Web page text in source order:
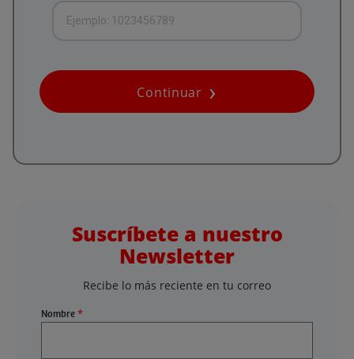
Continuar